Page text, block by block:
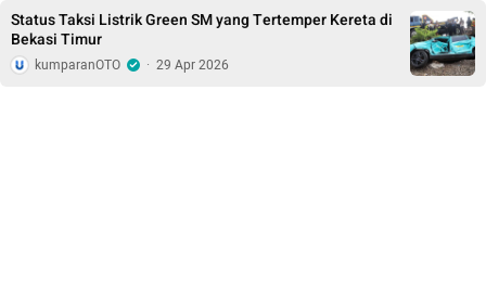
Status Taksi Listrik Green SM yang Tertemper Kereta di
Bekasi Timur
kumparanOTO · 29 Apr 2026